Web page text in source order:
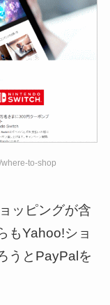
to-shop
ッピングが含
もYahoo!ショ
うとPayPalを